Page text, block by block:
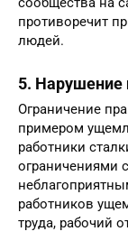
ужесточают
дискриминация
сообщества на
людей.
5. Нарушение
Ограничение
примером
работники
ограничениями